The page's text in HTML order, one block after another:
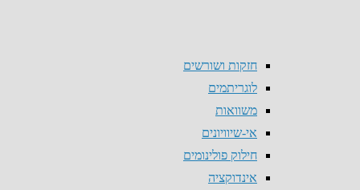
חזקות ושורשים
לוגריתמים
משוואות
אי-שיוויונים
חילוק פולינומים
אינדוקציה